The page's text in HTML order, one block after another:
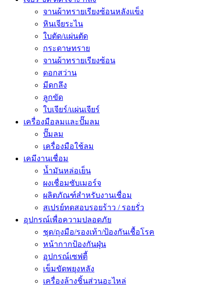
จานผ้าทรายเรียงซ้อนหลังแข็ง
หินเจียระไน
ใบตัด/แผ่นตัด
กระดาษทราย
จานผ้าทรายเรียงซ้อน
ดอกสว่าน
มีดกลึง
ลูกขัด
ใบเจียร์/แผ่นเจียร์
เครื่องมือลมและปั๊มลม
ปั๊มลม
เครื่องมือใช้ลม
เคมีงานเชื่อม
น้ำมันหล่อเย็น
ผงเชื่อมซับเมอร์จ
ผลิตภัณฑ์สำหรับงานเชื่อม
สเปรย์ทดสอบรอยร้าว / รอยรั่ว
อุปกรณ์เพื่อความปลอดภัย
ชุด/ถุงมือ/รองเท้า/ป้องกันเชื้อโรค
หน้ากากป้องกันฝุ่น
อุปกรณ์เซฟตี้
เข็มขัดพยุงหลัง
เครื่องล้างชิ้นส่วนอะไหล่